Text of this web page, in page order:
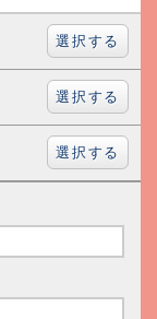
選択する
選択する
選択する